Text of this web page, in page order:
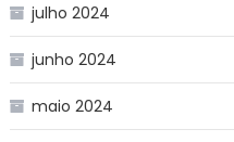
julho 2024
junho 2024
maio 2024